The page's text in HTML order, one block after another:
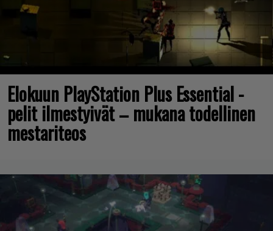
Elokuun PlayStation Plus Essential -
pelit ilmestyivät – mukana todellinen
mestariteos